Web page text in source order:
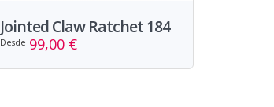
Jointed Claw Ratchet 184
Desde 99,00 €